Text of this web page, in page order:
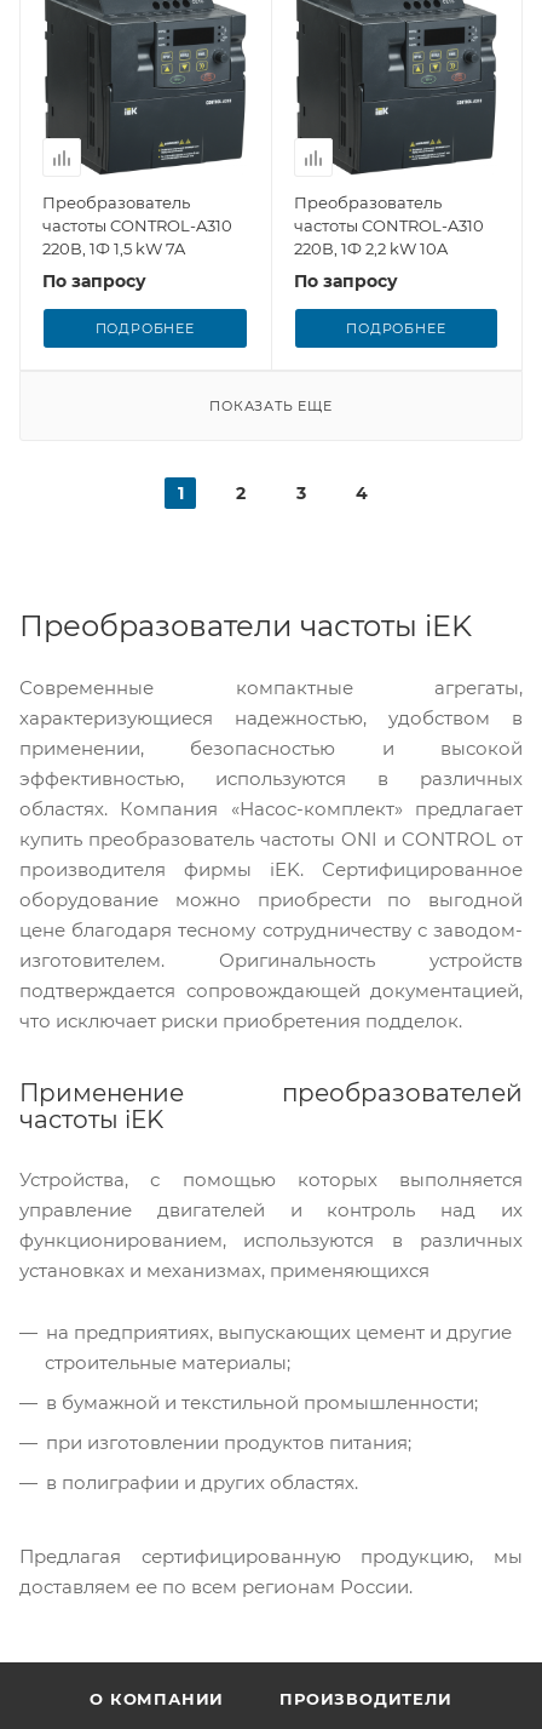
Преобразователь
частоты CONTROL-A310
220В, 1Ф 1,5 kW 7A
По запросу
ПОДРОБНЕЕ
Преобразователь
частоты CONTROL-A310
220В, 1Ф 2,2 kW 10A
По запросу
ПОДРОБНЕЕ
ПОКАЗАТЬ ЕЩЕ
1 2 3 4
Преобразователи частоты iEK
Современные компактные агрегаты,
характеризующиеся надежностью, удобством в
применении, безопасностью и высокой
эффективностью, используются в различных
областях. Компания «Насос-комплект» предлагает
купить преобразователь частоты ONI и CONTROL от
производителя фирмы iEK. Сертифицированное
оборудование можно приобрести по выгодной
цене благодаря тесному сотрудничеству с заводом-
изготовителем. Оригинальность устройств
подтверждается сопровождающей документацией,
что исключает риски приобретения подделок.
Применение преобразователей
частоты iEK
Устройства, с помощью которых выполняется
управление двигателей и контроль над их
функционированием, используются в различных
установках и механизмах, применяющихся
на предприятиях, выпускающих цемент и другие
строительные материалы;
в бумажной и текстильной промышленности;
при изготовлении продуктов питания;
в полиграфии и других областях.
Предлагая сертифицированную продукцию, мы
доставляем ее по всем регионам России.
О КОМПАНИИ ПРОИЗВОДИТЕЛИ